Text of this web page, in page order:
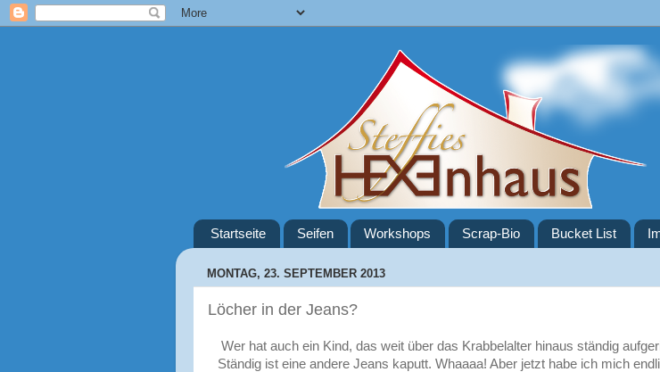
Startseite Seifen Workshops Scrap-Bio Bucket List
MONTAG, 23. SEPTEMBER 2013
Löcher in der Jeans?
Wer hat auch ein Kind, das weit über das Krabbelalter hinaus ständig
Ständig ist eine andere Jeans kaputt. Whaaaa! Aber jetzt habe ich mich